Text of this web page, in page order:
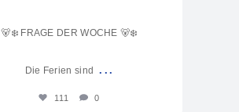
🐻‍❄️ FRAGE DER WOCHE 🐻‍❄️
Die Ferien sind ...
111 0